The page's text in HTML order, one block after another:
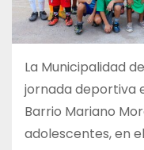
La Municipalidad
jornada deportiva
Barrio Mariano
adolescentes, en